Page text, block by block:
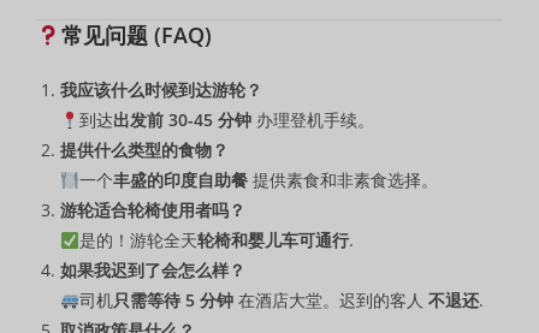
常见问题 (FAQ)
我应该什么时候到达游轮？
到达出发前 30-45 分钟办理登机手续。
提供什么类型的食物？
一个丰盛的印度自助餐提供素食和非素食选择。
游轮适合轮椅使用者吗？
是的！游轮全天轮椅和婴儿车可通行.
如果我迟到了会怎么样？
司机只需等待 5 分钟在酒店大堂。迟到的客人 不退还.